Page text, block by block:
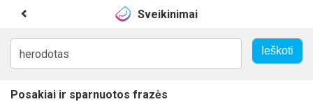
Sveikinimai
Posakiai ir sparnuotos frazės